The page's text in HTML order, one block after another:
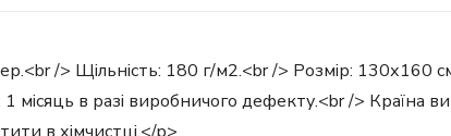
/> Щільність: 180 г/м2.<br /> Розмір: 130х160
1 місяць в разі виробничого дефекту.<br />